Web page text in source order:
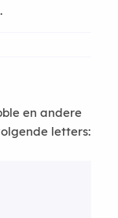
en andere
letters: